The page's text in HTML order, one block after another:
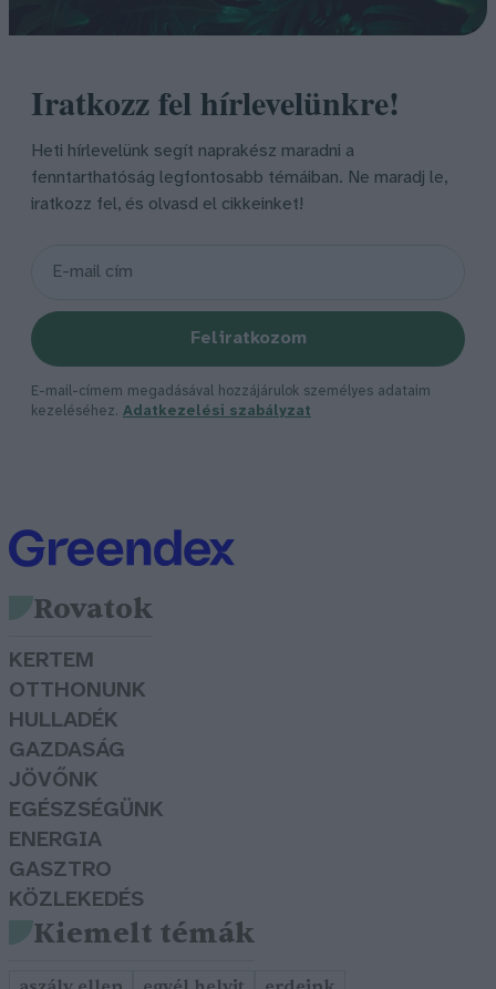
Iratkozz fel hírlevelünkre!
Heti hírlevelünk segít naprakész maradni a
fenntarthatóság legfontosabb témáiban. Ne maradj le,
iratkozz fel, és olvasd el cikkeinket!
Feliratkozom
E-mail-címem megadásával hozzájárulok személyes adataim
kezeléséhez. Adatkezelési szabályzat
Rovatok
KERTEM
OTTHONUNK
HULLADÉK
GAZDASÁG
JÖVŐNK
EGÉSZSÉGÜNK
ENERGIA
GASZTRO
KÖZLEKEDÉS
Kiemelt témák